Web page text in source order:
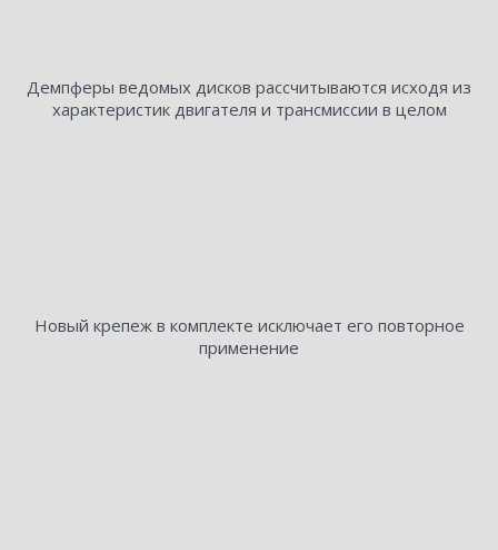
Демпферы ведомых дисков рассчитываются исходя из
характеристик двигателя и трансмиссии в целом
Новый крепеж в комплекте исключает его повторное
применение